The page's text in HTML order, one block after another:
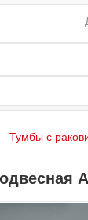
Тумбы с